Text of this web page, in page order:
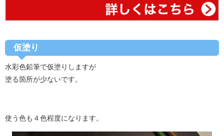
仮塗り
水彩色鉛筆で仮塗りしますが
塗る箇所が少ないです。
使う色も４色程度になります。